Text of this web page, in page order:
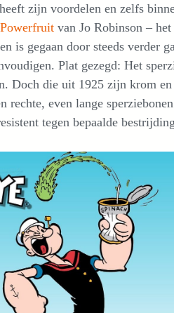
zijn voordelen en zelfs
van Jo Robinson –
is gegaan door steeds verder
Plat gezegd: Het
Doch die uit 1925 zijn krom
rechte, even lange
tegen bepaalde